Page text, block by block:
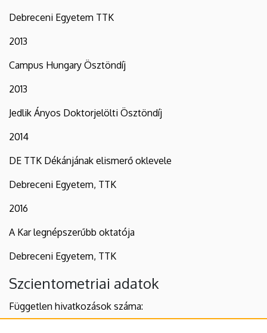
Debreceni Egyetem TTK
2013
Campus Hungary Ösztöndíj
2013
Jedlik Ányos Doktorjelölti Ösztöndíj
2014
DE TTK Dékánjának elismerő oklevele
Debreceni Egyetem, TTK
2016
A Kar legnépszerűbb oktatója
Debreceni Egyetem, TTK
Szcientometriai adatok
Független hivatkozások száma: